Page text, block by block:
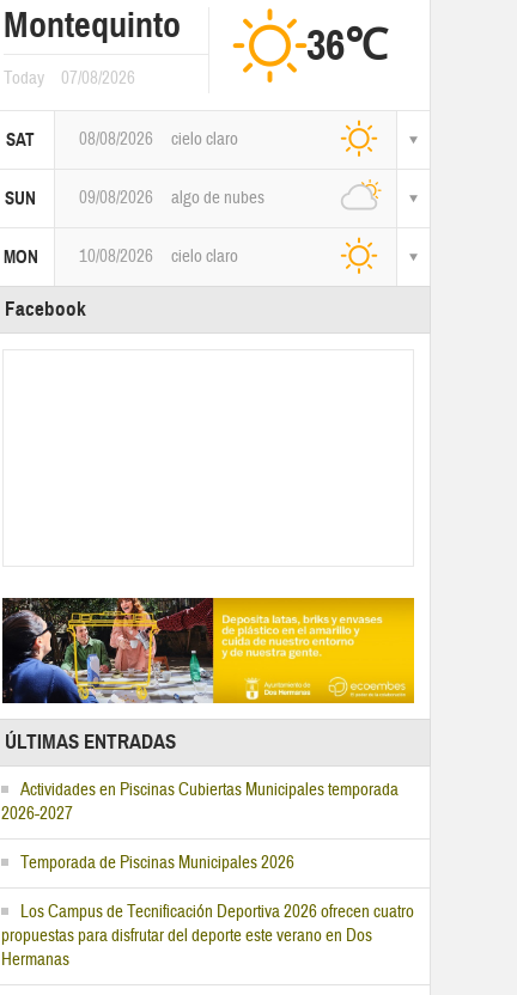
Montequinto
Today 07/08/2026
36℃
SAT 08/08/2026 cielo claro
SUN 09/08/2026 algo de nubes
MON 10/08/2026 cielo claro
Facebook
ÚLTIMAS ENTRADAS
Actividades en Piscinas Cubiertas Municipales temporada
2026-2027
Temporada de Piscinas Municipales 2026
Los Campus de Tecnificación Deportiva 2026 ofrecen cuatro
propuestas para disfrutar del deporte este verano en Dos
Hermanas